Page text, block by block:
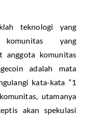
teknologi yang
komunitas yang
anggota komunitas
adalah mata
kata-kata “1
utamanya
akan spekulasi